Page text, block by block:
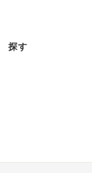
探す